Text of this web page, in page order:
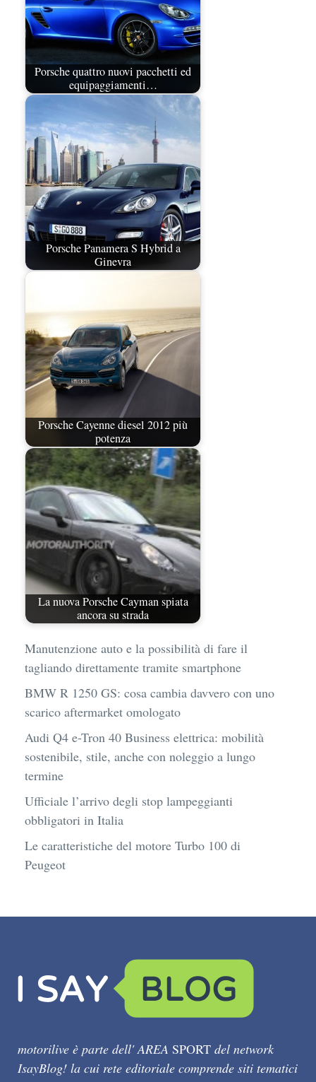
Porsche quattro nuovi pacchetti ed
equipaggiamenti…
Porsche Panamera S Hybrid a
Ginevra
Porsche Cayenne diesel 2012 più
potenza
La nuova Porsche Cayman spiata
ancora su strada
Manutenzione auto e la possibilità di fare il
tagliando direttamente tramite smartphone
BMW R 1250 GS: cosa cambia davvero con uno
scarico aftermarket omologato
Audi Q4 e-Tron 40 Business elettrica: mobilità
sostenibile, stile, anche con noleggio a lungo
termine
Ufficiale l’arrivo degli stop lampeggianti
obbligatori in Italia
Le caratteristiche del motore Turbo 100 di
Peugeot
motorilive è parte dell' AREA SPORT del network
IsayBlog! la cui rete editoriale comprende siti tematici